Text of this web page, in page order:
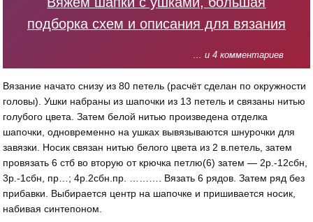
подборка схем и описания для вязания
... и 4 комментариев
Вязание начато снизу из 80 петель (расчёт сделан по окружности
головы). Ушки набраны из шапочки из 13 петель и связаны нитью
голубого цвета. Затем белой нитью произведена отделка
шапочки, одновременно на ушках вывязываются шнурочки для
завязки. Носик связан нитью белого цвета из 2 в.петель, затем
провязать 6 стб во вторую от крючка петлю(6) затем — 2р.-12сбн,
3р.-1сбн, пр…; 4р.2сбн.пр. ………. Вязать 6 рядов. Затем ряд без
прибавки. Выбирается центр на шапочке и пришивается носик,
набивая синтепоном.